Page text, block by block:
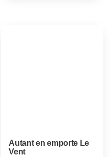
Autant en emporte Le
Vent